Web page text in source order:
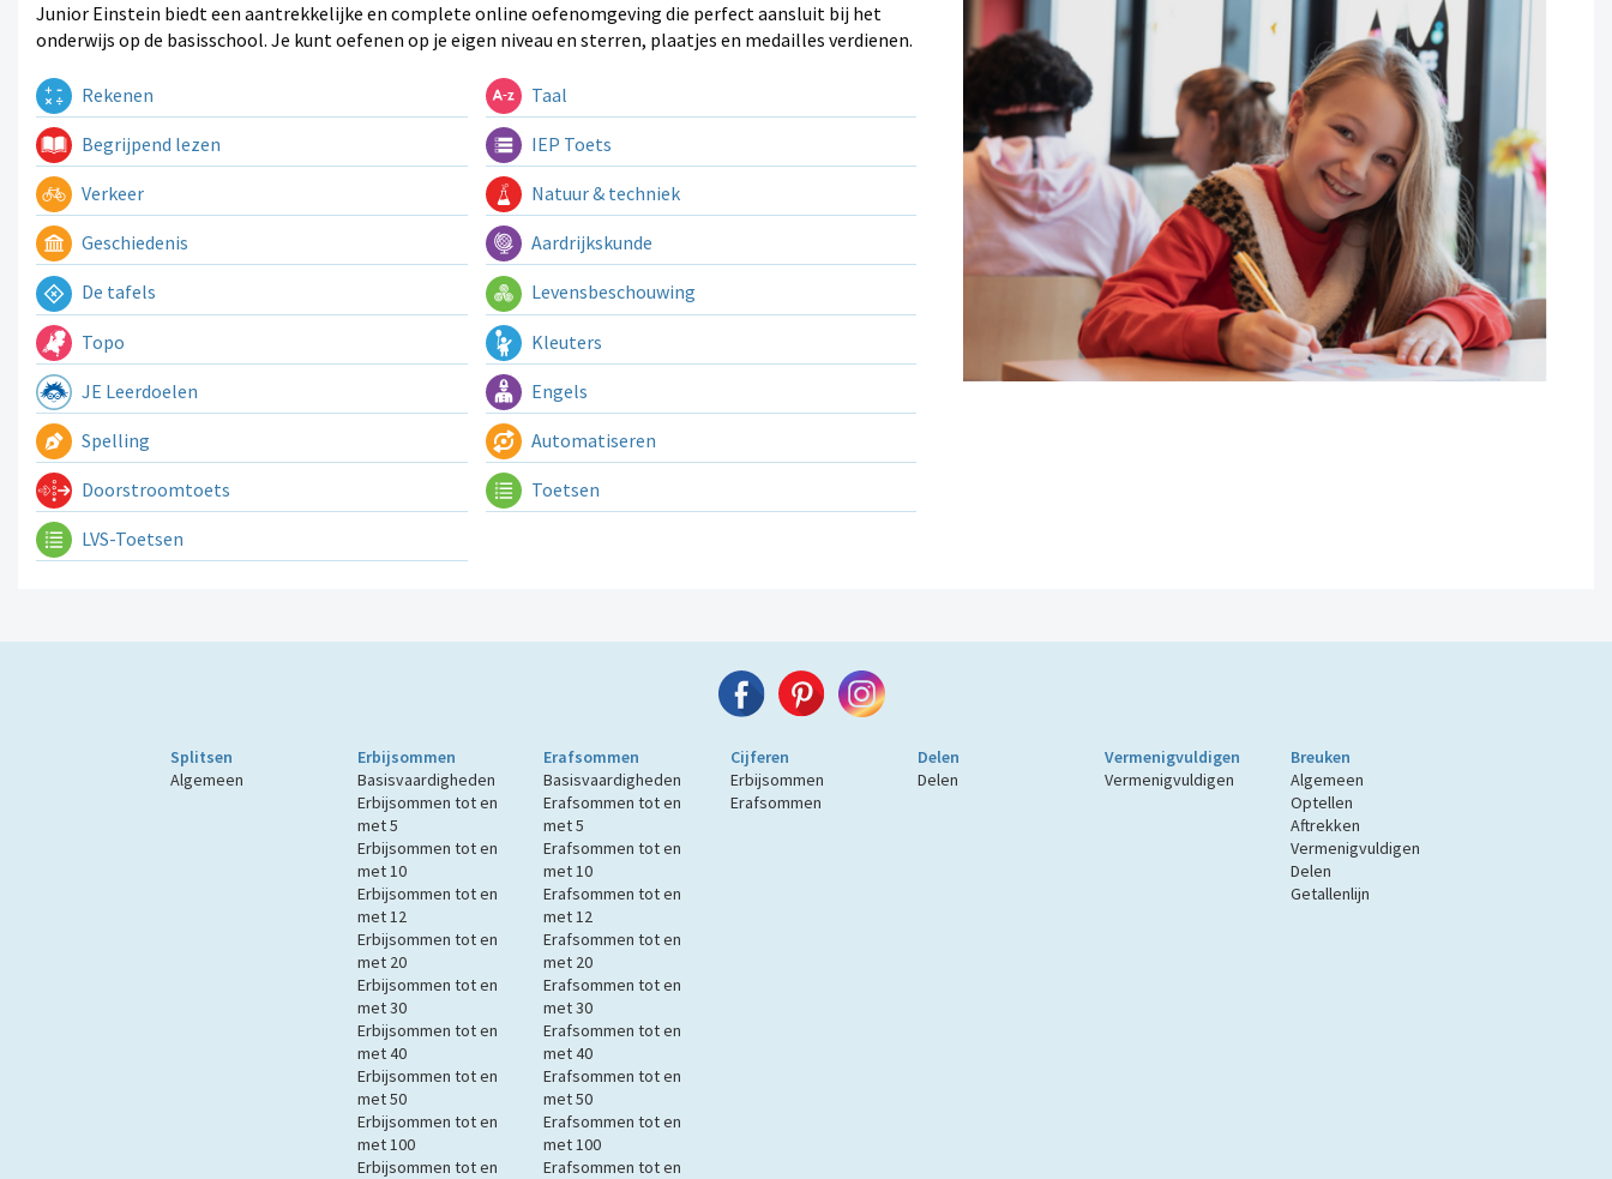
Junior Einstein biedt een aantrekkelijke en complete online oefenomgeving die perfect aansluit bij het
onderwijs op de basisschool. Je kunt oefenen op je eigen niveau en sterren, plaatjes en medailles verdienen.
Rekenen Taal
Begrijpend lezen IEP Toets
Verkeer Natuur & techniek
Geschiedenis Aardrijkskunde
De tafels Levensbeschouwing
Topo Kleuters
JE Leerdoelen Engels
Spelling Automatiseren
Doorstroomtoets Toetsen
LVS-Toetsen
Splitsen
Algemeen
Erbijsommen
Basisvaardigheden
Erbijsommen tot en
met 5
Erbijsommen tot en
met 10
Erbijsommen tot en
met 12
Erbijsommen tot en
met 20
Erbijsommen tot en
met 30
Erbijsommen tot en
met 40
Erbijsommen tot en
met 50
Erbijsommen tot en
met 100
Erbijsommen tot en
Erafsommen
Basisvaardigheden
Erafsommen tot en
met 5
Erafsommen tot en
met 10
Erafsommen tot en
met 12
Erafsommen tot en
met 20
Erafsommen tot en
met 30
Erafsommen tot en
met 40
Erafsommen tot en
met 50
Erafsommen tot en
met 100
Erafsommen tot en
Cijferen
Erbijsommen
Erafsommen
Delen
Delen
Vermenigvuldigen
Vermenigvuldigen
Breuken
Algemeen
Optellen
Aftrekken
Vermenigvuldigen
Delen
Getallenlijn